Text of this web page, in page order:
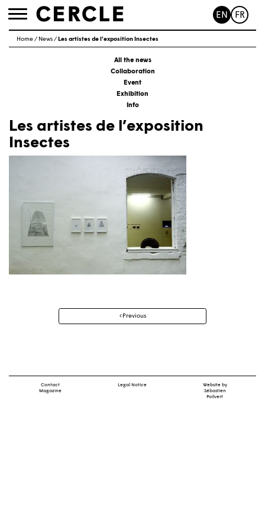
Toggle
EN FR
Home/ News/ Les artistes de l’exposition Insectes
All the news
Collaboration
Event
Exhibition
Info
Les artistes de l’exposition
Insectes
navigation
Previous
Contact
Magazine
Legal Notice
Website by
Sébastien
Poilvert